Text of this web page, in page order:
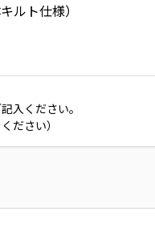
ルト仕様）
入ください。
ださい）